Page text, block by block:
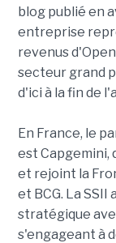
blog publié en
entreprise
revenus
secteur grand
d'ici à la fin de
En France, le
est Capgemini,
et rejoint la
et BCG. La
stratégique
s'engageant à